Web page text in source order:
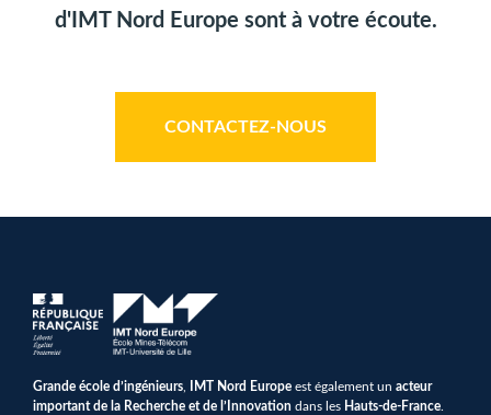
d'IMT Nord Europe sont à votre écoute.
CONTACTEZ-NOUS
Grande école d’ingénieurs IMT Nord Europe est également un acteur
important de la Recherche et de l’Innovation dans les Hauts-de-France